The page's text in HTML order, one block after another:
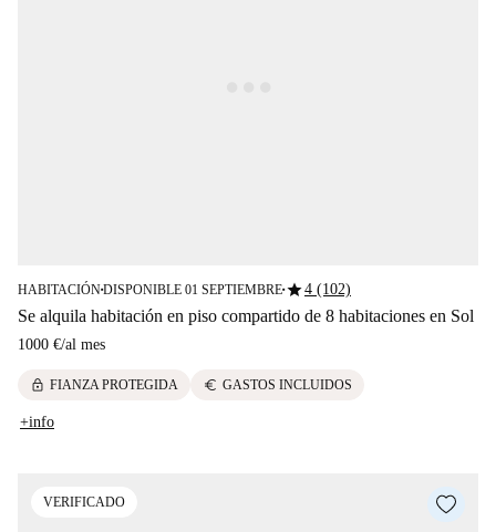
HABITACIÓN■DISPONIBLE 01 SEPTIEMBRE■star4 (102)
Se alquila habitación en piso compartido de 8 habitaciones en Sol
1000 €/al mes
lock FIANZA PROTEGIDA euro GASTOS INCLUIDOS
+info
VERIFICADO